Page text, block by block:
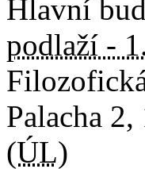
Hlavní
podlaží -
Palacha 2,
(ÚL)